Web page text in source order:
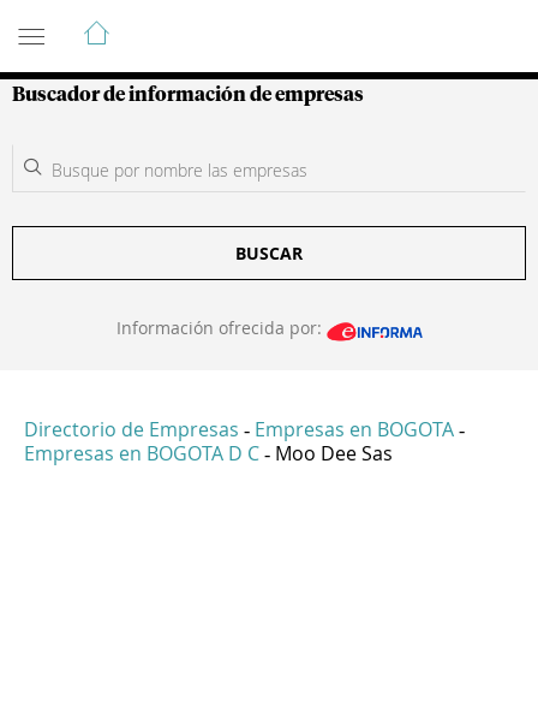
Guía de Empresas Colombianas
Buscador de información de empresas
BUSCAR
Información ofrecida por:
Directorio de Empresas - Empresas en BOGOTA -
Empresas en BOGOTA D C - Moo Dee Sas